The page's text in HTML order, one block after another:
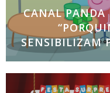
CANAL PANDA
SENSIBILIZAM
Desenvolvidos
Children’s
sensibilização